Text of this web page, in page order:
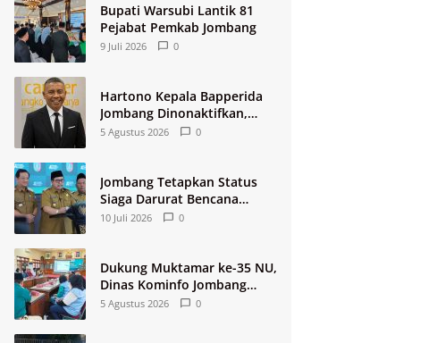
Bupati Warsubi Lantik 81
Pejabat Pemkab Jombang
9 Juli 2026 0
Hartono Kepala Bapperida
Jombang Dinonaktifkan,
Buntut Raibnya Rp124 Miliar
5 Agustus 2026 0
Jombang Tetapkan Status
Siaga Darurat Bencana
Kekeringan dan Kebakaran
10 Juli 2026 0
Dukung Muktamar ke-35 NU,
Dinas Kominfo Jombang
Siapkan Sistem Rekam
5 Agustus 2026 0